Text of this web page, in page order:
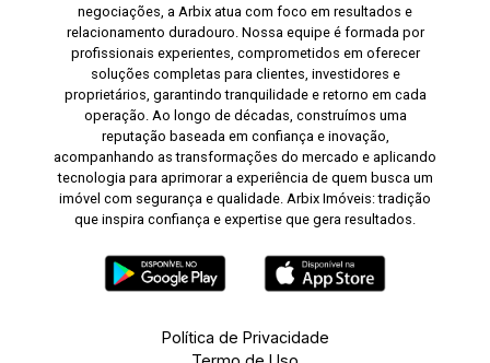
negociações, a Arbix atua com foco em resultados e
relacionamento duradouro. Nossa equipe é formada por
profissionais experientes, comprometidos em oferecer
soluções completas para clientes, investidores e
proprietários, garantindo tranquilidade e retorno em cada
operação. Ao longo de décadas, construímos uma
reputação baseada em confiança e inovação,
acompanhando as transformações do mercado e aplicando
tecnologia para aprimorar a experiência de quem busca um
imóvel com segurança e qualidade. Arbix Imóveis: tradição
que inspira confiança e expertise que gera resultados.
Política de Privacidade